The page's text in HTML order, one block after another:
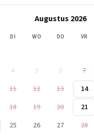
Augustus 2026
DI WO DO VR
4 5 6 7
11 12 13 14
18 19 20 21
25 26 27 28